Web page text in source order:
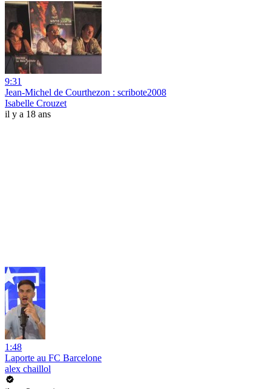
9:31
Jean-Michel de Courthezon : scribote2008
Isabelle Crouzet
il y a 18 ans
1:48
Laporte au FC Barcelone
alex chaillol